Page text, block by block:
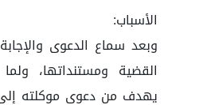
الأسباب:
وبعد سماع الدعوى
القضية ومستنداتها،
يهدف من دعوى موكلته إلى